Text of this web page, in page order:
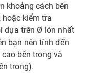
khoảng cách bên
kiểm tra
dựa trên Ø lớn nhất
bạn nên tính đến
bên trong và
trong).